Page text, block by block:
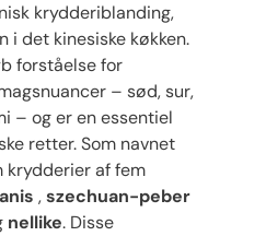
krydderiblanding,
i det kinesiske køkken.
forståelse for
– sød, sur,
– og er en essentiel
retter. Som navnet
krydderier af fem
,szechuan-peber
nellike. Disse